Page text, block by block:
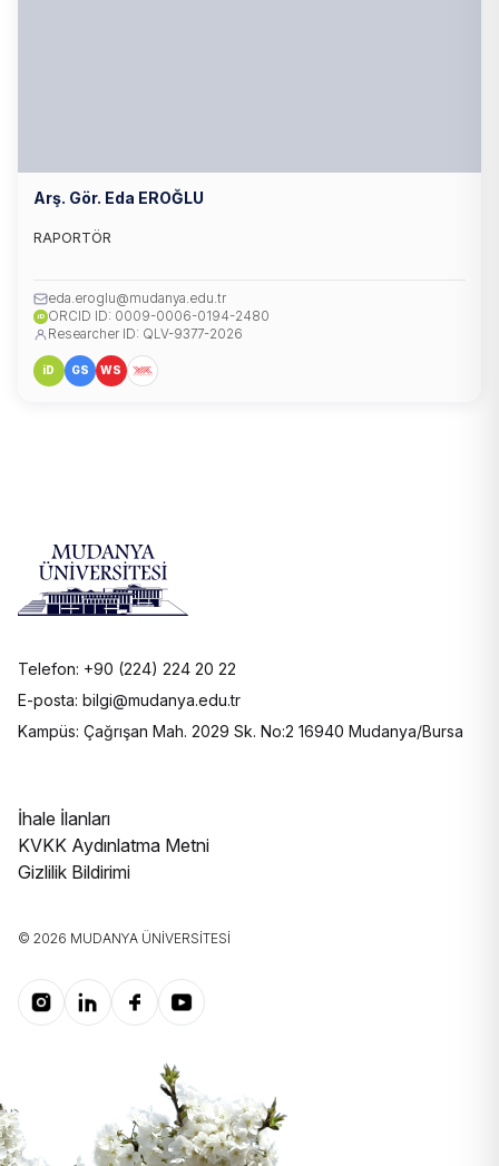
Arş. Gör. Eda EROĞLU
RAPORTÖR
eda.eroglu@mudanya.edu.tr
iD ORCID ID: 0009-0006-0194-2480
Researcher ID: QLV-9377-2026
iD GS WS
Telefon: +90 (224) 224 20 22
E-posta: bilgi@mudanya.edu.tr
Kampüs: Çağrışan Mah. 2029 Sk. No:2 16940 Mudanya/Bursa
İhale İlanları
KVKK Aydınlatma Metni
Gizlilik Bildirimi
© 2026 MUDANYA ÜNIVERSITESI